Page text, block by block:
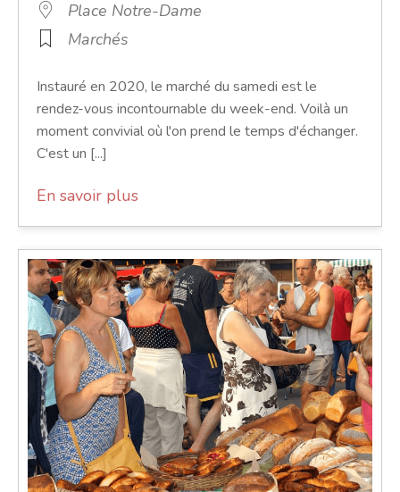
Place Notre-Dame
Marchés
Instauré en 2020, le marché du samedi est le
rendez-vous incontournable du week-end. Voilà un
moment convivial où l'on prend le temps d'échanger.
C'est un [...]
En savoir plus